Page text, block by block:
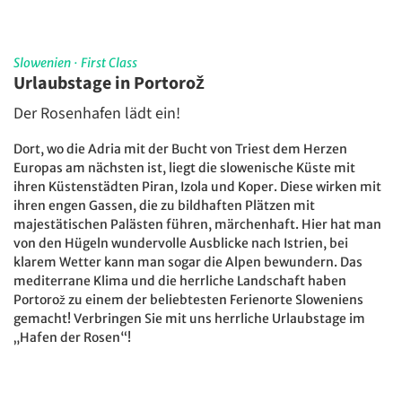
Slowenien · First Class
Urlaubstage in Portorož
Der Rosenhafen lädt ein!
Dort, wo die Adria mit der Bucht von Triest dem Herzen
Europas am nächsten ist, liegt die slowenische Küste mit
ihren Küstenstädten Piran, Izola und Koper. Diese wirken mit
ihren engen Gassen, die zu bildhaften Plätzen mit
majestätischen Palästen führen, märchenhaft. Hier hat man
von den Hügeln wundervolle Ausblicke nach Istrien, bei
klarem Wetter kann man sogar die Alpen bewundern. Das
mediterrane Klima und die herrliche Landschaft haben
Portorož zu einem der beliebtesten Ferienorte Sloweniens
gemacht! Verbringen Sie mit uns herrliche Urlaubstage im
„Hafen der Rosen“!